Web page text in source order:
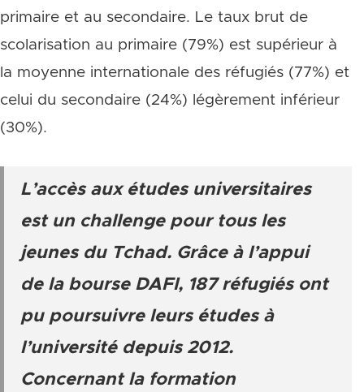
primaire et au secondaire. Le taux brut de
scolarisation au primaire (79%) est supérieur à
la moyenne internationale des réfugiés (77%) et
celui du secondaire (24%) légèrement inférieur
(30%).
L’accès aux études universitaires
est un challenge pour tous les
jeunes du Tchad. Grâce à l’appui
de la bourse DAFI, 187 réfugiés ont
pu poursuivre leurs études à
l’université depuis 2012.
Concernant la formation